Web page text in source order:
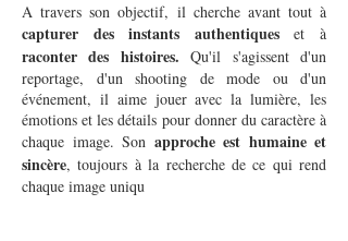
A travers son objectif, il cherche avant tout à
capturer des instants authentiqueset à
raconter des histoires. Qu'il s'agissent d'un
reportage, d'un shooting de mode ou d'un
événement, il aime jouer avec la lumière, les
émotions et les détails pour donner du caractère à
chaque image. Son approche est humaine et
sincère, toujours à la recherche de ce qui rend
chaque image uniqu